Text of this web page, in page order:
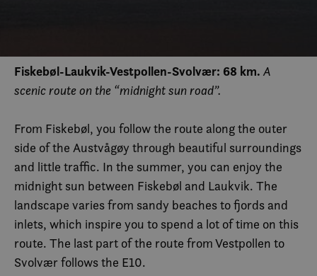
Fiskebøl-Laukvik-Vestpollen-Svolvær: 68 km. A
scenic route on the “midnight sun road”.
From Fiskebøl, you follow the route along the outer
side of the Austvågøy through beautiful surroundings
and little traffic. In the summer, you can enjoy the
midnight sun between Fiskebøl and Laukvik. The
landscape varies from sandy beaches to fjords and
inlets, which inspire you to spend a lot of time on this
route. The last part of the route from Vestpollen to
Svolvær follows the E10.